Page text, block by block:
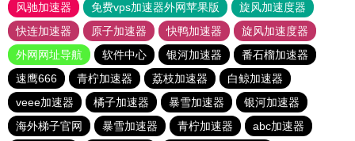
风驰加速器
免费vps加速器外网苹果版
旋风加速度器
快连加速器
原子加速器 快鸭加速器
旋风加速度器
外网网址导航
软件中心 银河加速器
番石榴加速器
速鹰666
青柠加速器 荔枝加速器
白鲸加速器
veee加速器
橘子加速器 暴雪加速器
银河加速器
海外梯子官网
暴雪加速器 青柠加速器 abc加速器